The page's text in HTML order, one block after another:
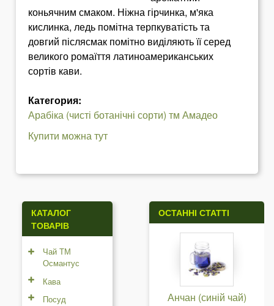
коньячним смаком. Ніжна гірчинка, м'яка
кислинка, ледь помітна терпкуватість та
довгий післясмак помітно виділяють її серед
великого ромаїття латиноамериканських
сортів кави.
Категория:
Арабіка (чисті ботанічні сорти) тм Амадео
Купити можна тут
КАТАЛОГ
ТОВАРІВ
Чай ТМ
Османтус
Кава
Посуд
ОСТАННІ СТАТТІ
Анчан (синій чай)